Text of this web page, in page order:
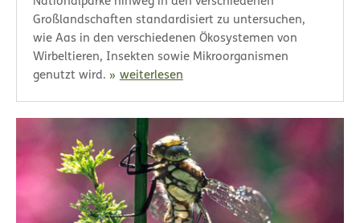
Großlandschaften standardisiert zu untersuchen,
wie Aas in den verschiedenen Ökosystemen von
Wirbeltieren, Insekten sowie Mikroorganismen
genutzt wird.
weiterlesen